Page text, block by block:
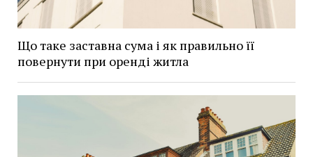
Що таке заставна сума і як правильно її
повернути при оренді житла